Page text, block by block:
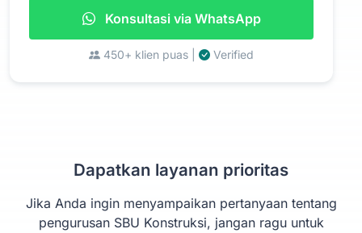
Konsultasi via WhatsApp
450+ klien puas | Verified
Dapatkan layanan prioritas
Jika Anda ingin menyampaikan pertanyaan tentang
pengurusan SBU Konstruksi, jangan ragu untuk